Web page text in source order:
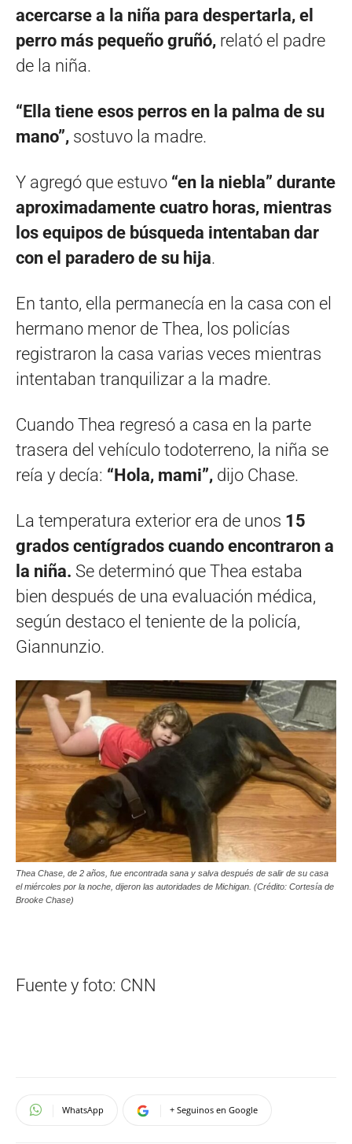
acercarse a la niña para despertarla, el
perro más pequeño gruñó, relató el padre
de la niña.
“Ella tiene esos perros en la palma de su
mano”, sostuvo la madre.
Y agregó que estuvo “en la niebla” durante
aproximadamente cuatro horas, mientras
los equipos de búsqueda intentaban dar
con el paradero de su hija.
En tanto, ella permanecía en la casa con el
hermano menor de Thea, los policías
registraron la casa varias veces mientras
intentaban tranquilizar a la madre.
Cuando Thea regresó a casa en la parte
trasera del vehículo todoterreno, la niña se
reía y decía: “Hola, mami”, dijo Chase.
La temperatura exterior era de unos 15
grados centígrados cuando encontraron a
la niña. Se determinó que Thea estaba
bien después de una evaluación médica,
según destaco el teniente de la policía,
Giannunzio.
Thea Chase, de 2 años, fue encontrada sana y salva después de salir de su casa
el miércoles por la noche, dijeron las autoridades de Michigan. (Crédito: Cortesía de
Brooke Chase)
Fuente y foto: CNN
WhatsApp + Seguinos en Google